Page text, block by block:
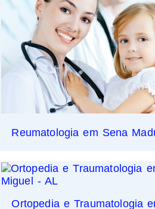
Reumatologia em Sena
Ortopedia e Traumatologia